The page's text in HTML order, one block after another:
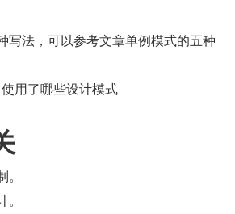
写法，可以参考文章单例模式的五种
用了哪些设计模式